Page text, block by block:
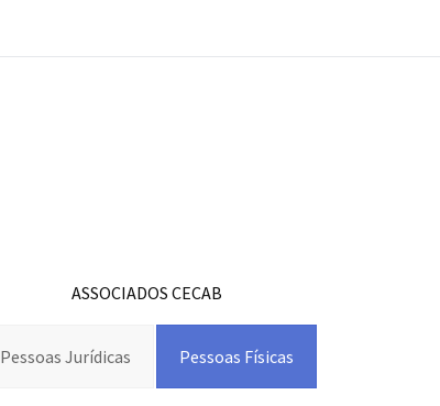
ASSOCIADOS CECAB
Pessoas Jurídicas Pessoas Físicas